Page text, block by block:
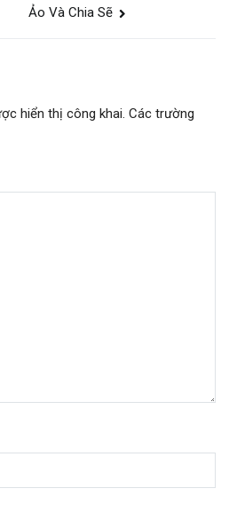
Ảo Và Chia Sẽ
hiển thị công khai. Các trường